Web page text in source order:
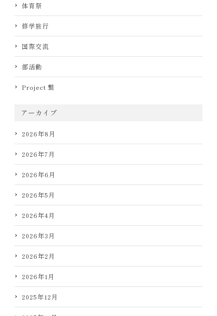
体育祭
修学旅行
国際交流
部活動
Project 繋
アーカイブ
2026年8月
2026年7月
2026年6月
2026年5月
2026年4月
2026年3月
2026年2月
2026年1月
2025年12月